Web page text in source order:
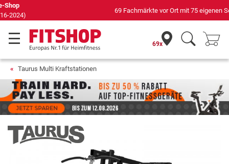
69 Fachmärkte vor Ort mit 75 eigenen Servicetechnikern
69x
Taurus Multi Kraftstationen